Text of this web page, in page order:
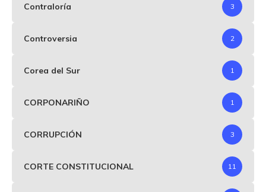
Contraloría 3
Controversia 2
Corea del Sur 1
CORPONARIÑO 1
CORRUPCIÓN 3
CORTE CONSTITUCIONAL 11